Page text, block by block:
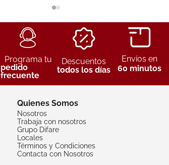
Programa tu
pedido
frecuente
Descuentos
todos los días
Envíos en
60 minutos
Quienes Somos
Nosotros
Trabaja con nosotros
Grupo Difare
Locales
Términos y Condiciones
Contacta con Nosotros